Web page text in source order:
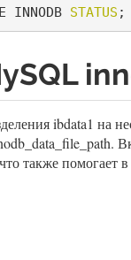
INNODB STATUS ;
ibdata1 на
также помогает